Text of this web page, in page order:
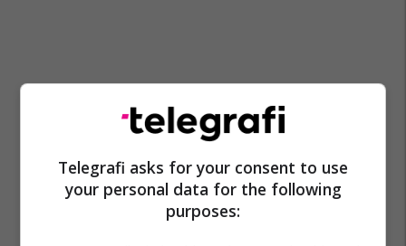
Telegrafi asks for your consent to use
your personal data for the following
purposes: